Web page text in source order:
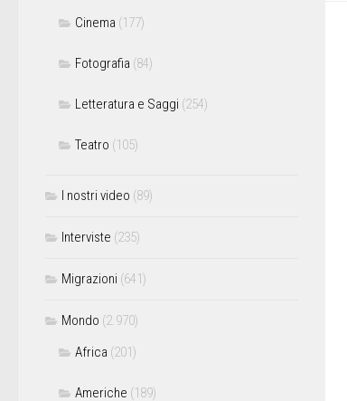
Cinema (177)
Fotografia (84)
Letteratura e Saggi (254)
Teatro (105)
I nostri video (89)
Interviste (235)
Migrazioni (641)
Mondo (2.970)
Africa (201)
Americhe (189)